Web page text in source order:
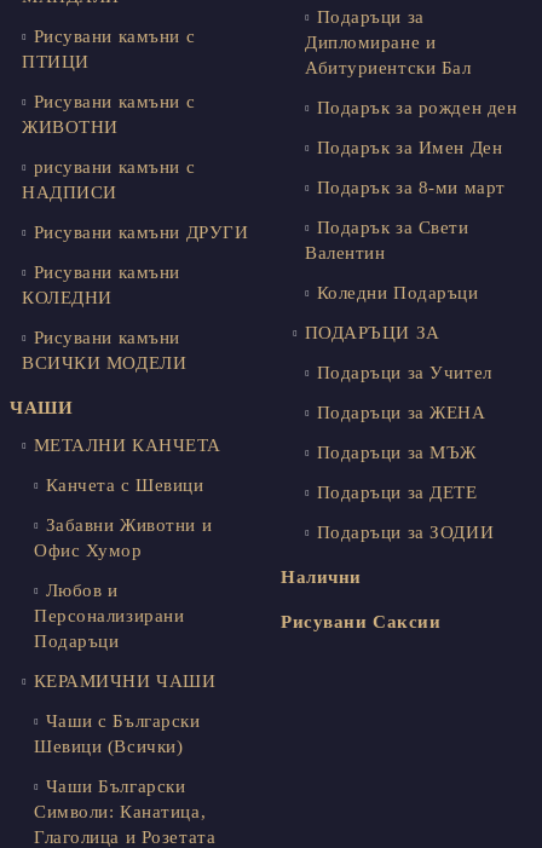
Рисувани камъни с
ПТИЦИ
Рисувани камъни с
ЖИВОТНИ
рисувани камъни с
НАДПИСИ
Рисувани камъни ДРУГИ
Рисувани камъни
КОЛЕДНИ
Рисувани камъни
ВСИЧКИ МОДЕЛИ
ЧАШИ
МЕТАЛНИ КАНЧЕТА
Канчета с Шевици
Забавни Животни и
Офис Хумор
Любов и
Персонализирани
Подаръци
КЕРАМИЧНИ ЧАШИ
Чаши с Български
Шевици (Всички)
Чаши Български
Символи: Канатица,
Глаголица и Розетата
Подаръци за
Дипломиране и
Абитуриентски Бал
Подарък за рожден ден
Подарък за Имен Ден
Подарък за 8-ми март
Подарък за Свети
Валентин
Коледни Подаръци
ПОДАРЪЦИ ЗА
Подаръци за Учител
Подаръци за ЖЕНА
Подаръци за МЪЖ
Подаръци за ДЕТЕ
Подаръци за ЗОДИИ
Налични
Рисувани Саксии